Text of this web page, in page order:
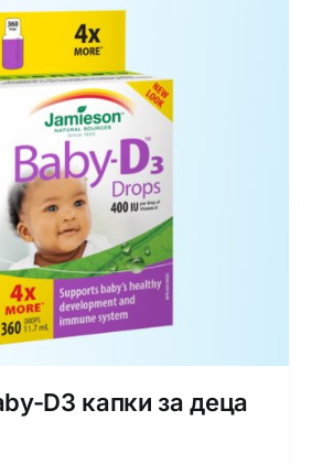
D3 капки за деца